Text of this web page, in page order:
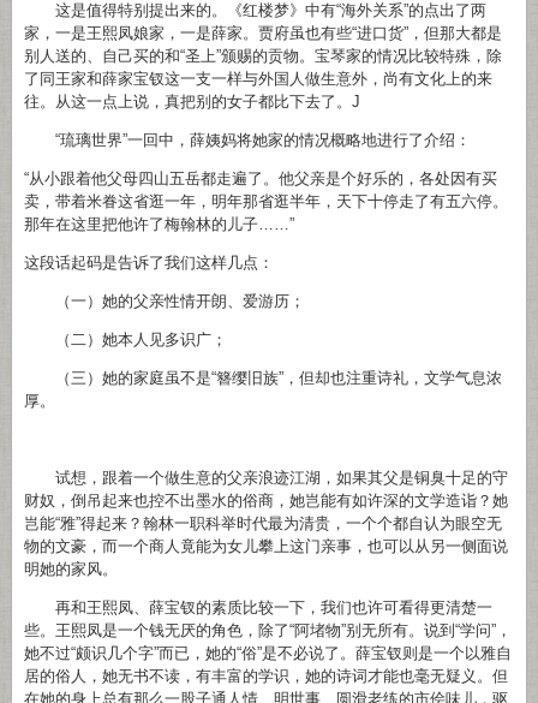
这是值得特别提出来的。《红楼梦》中有“海外关系”的点出了两
家，一是王熙凤娘家，一是薛家。贾府虽也有些“进口货”，但那大都是
别人送的、自己买的和“圣上”颁赐的贡物。宝琴家的情况比较特殊，除
了同王家和薛家宝钗这一支一样与外国人做生意外，尚有文化上的来
往。从这一点上说，真把别的女子都比下去了。J
“琉璃世界”一回中，薛姨妈将她家的情况概略地进行了介绍：
“从小跟着他父母四山五岳都走遍了。他父亲是个好乐的，各处因有买
卖，带着米眷这省逛一年，明年那省逛半年，天下十停走了有五六停。
那年在这里把他许了梅翰林的儿子……”
这段话起码是告诉了我们这样几点：
（一）她的父亲性情开朗、爱游历；
（二）她本人见多识广；
（三）她的家庭虽不是“簪缨旧族”，但却也注重诗礼，文学气息浓
厚。
试想，跟着一个做生意的父亲浪迹江湖，如果其父是铜臭十足的守
财奴，倒吊起来也控不出墨水的俗商，她岂能有如许深的文学造诣？她
岂能“雅”得起来？翰林一职科举时代最为清贵，一个个都自认为眼空无
物的文豪，而一个商人竟能为女儿攀上这门亲事，也可以从另一侧面说
明她的家风。
再和王熙凤、薛宝钗的素质比较一下，我们也许可看得更清楚一
些。王熙凤是一个钱无厌的角色，除了“阿堵物”别无所有。说到“学问”，
她不过“颇识几个字”而已，她的“俗”是不必说了。薛宝钗则是一个以雅自
居的俗人，她无书不读，有丰富的学识，她的诗词才能也毫无疑义。但
在她的身上总有那么一股子通人情、明世事、圆滑老练的市侩味儿，驱